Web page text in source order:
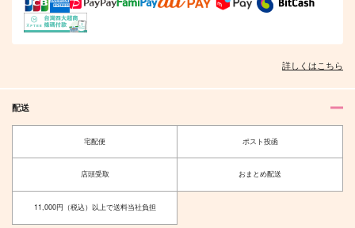
詳しくはこちら
配送
宅配便 ポスト投函
店頭受取 おまとめ配送
11,000円（税込）以上で送料当社負担